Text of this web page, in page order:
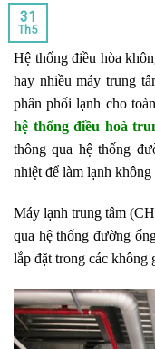
31
Th5
Hệ thống điều hòa
hay nhiều máy trung
phân phối lạnh cho
hệ thống điều hoà
thông qua hệ thống
nhiệt để làm lạnh không
Máy lạnh trung tâm
qua hệ thống đường
lắp đặt trong các không